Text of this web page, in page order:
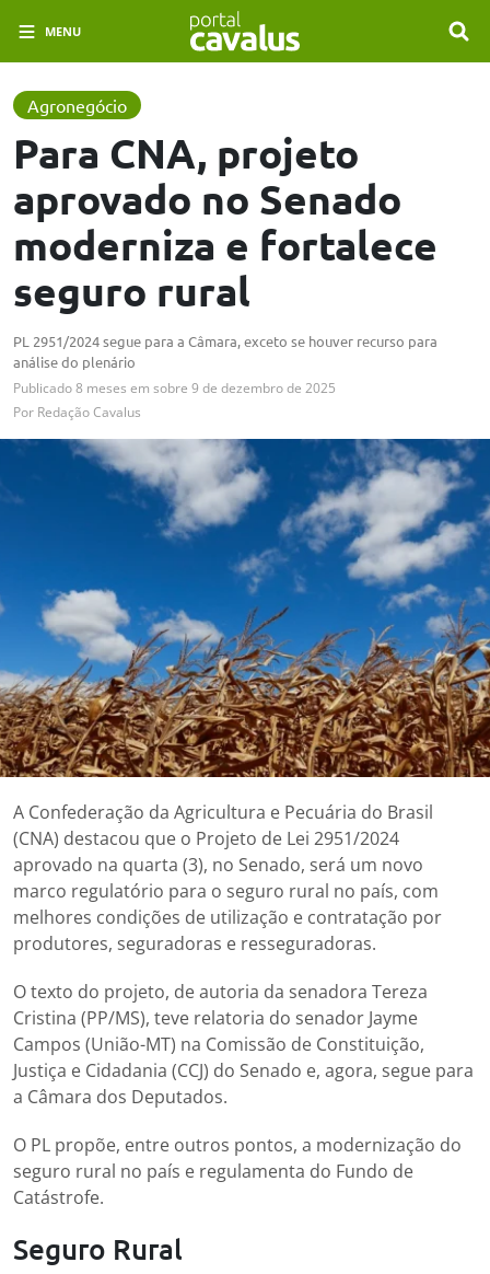
MENU
Agronegócio
Para CNA, projeto
aprovado no Senado
moderniza e fortalece
seguro rural
PL 2951/2024 segue para a Câmara, exceto se houver recurso para
análise do plenário
Publicado8 meses em sobre 9 de dezembro de 2025
Por Redação Cavalus
A Confederação da Agricultura e Pecuária do Brasil
(CNA) destacou que o Projeto de Lei 2951/2024
aprovado na quarta (3), no Senado, será um novo
marco regulatório para o seguro rural no país, com
melhores condições de utilização e contratação por
produtores, seguradoras e resseguradoras.
O texto do projeto, de autoria da senadora Tereza
Cristina (PP/MS), teve relatoria do senador Jayme
Campos (União-MT) na Comissão de Constituição,
Justiça e Cidadania (CCJ) do Senado e, agora, segue para
a Câmara dos Deputados.
O PL propõe, entre outros pontos, a modernização do
seguro rural no país e regulamenta do Fundo de
Catástrofe.
Seguro Rural